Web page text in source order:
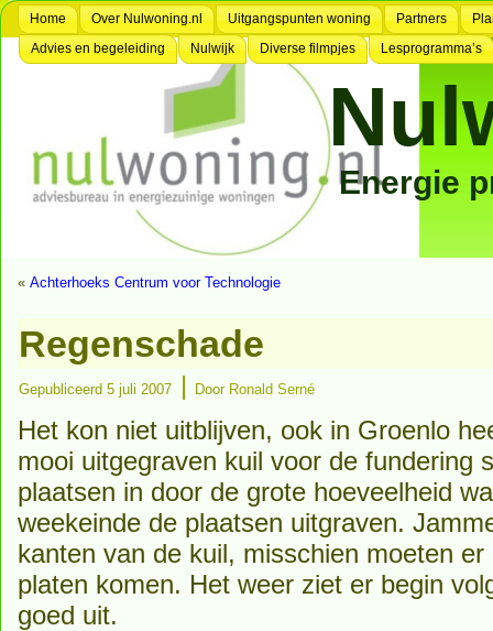
Home Over Nulwoning.nl Uitgangspunten woning Partners
Advies en begeleiding
Nulwijk Diverse filmpjes Lesprogramma’s
Energie
« Achterhoeks Centrum voor Technologie
Regenschade
Gepubliceerd 5 juli 2007 | Door Ronald Serné
Het kon niet uitblijven, ook in Groenlo
mooi uitgegraven kuil voor de fundering
plaatsen in door de grote hoeveelheid
weekeinde de plaatsen uitgraven.
kanten van de kuil, misschien moeten
platen komen. Het weer ziet er begin
goed uit.